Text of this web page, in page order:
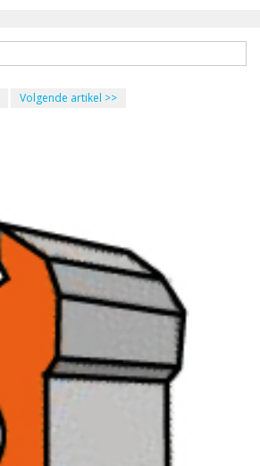
Volgende artikel >>